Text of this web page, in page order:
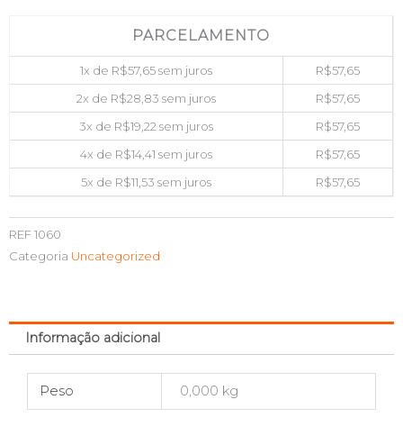
PARCELAMENTO
1x de R$57,65sem juros R$57,65
2x de R$28,83 sem juros R$57,65
3x de R$19,22 sem juros R$57,65
4x de R$14,41 sem juros R$57,65
5x de R$11,53 sem juros R$57,65
REF1060
Categoria Uncategorized
Informação adicional
Peso 0,000 kg